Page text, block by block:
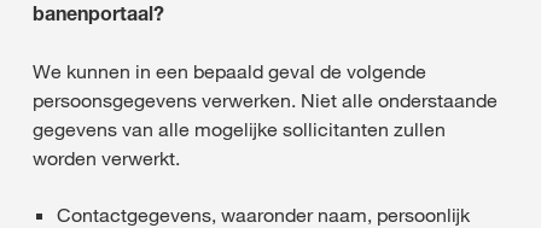
banenportaal?
We kunnen in een bepaald geval de volgende
persoonsgegevens verwerken. Niet alle onderstaande
gegevens van alle mogelijke sollicitanten zullen
worden verwerkt.
Contactgegevens, waaronder naam, persoonlijk